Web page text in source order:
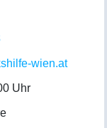
wien.at
Uhr